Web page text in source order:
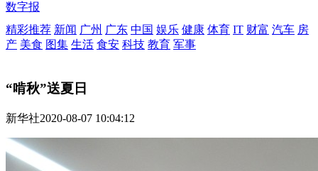
数字报
精彩推荐 新闻 广州 广东 中国 娱乐 健康 体育 IT 财富 汽车 房
产 美食 图集 生活 食安 科技 教育 军事
“啃秋”送夏日
新华社2020-08-07 10:04:12